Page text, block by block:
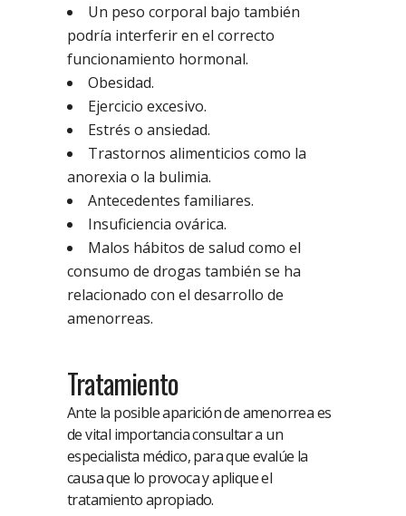
Un peso corporal bajo también
podría interferir en el correcto
funcionamiento hormonal.
Obesidad.
Ejercicio excesivo.
Estrés o ansiedad.
Trastornos alimenticios como la
anorexia o la bulimia.
Antecedentes familiares.
Insuficiencia ovárica.
Malos hábitos de salud como el
consumo de drogas también se ha
relacionado con el desarrollo de
amenorreas.
Tratamiento
Ante la posible aparición de amenorrea es
de vital importancia consultar a un
especialista médico, para que evalúe la
causa que lo provoca y aplique el
tratamiento apropiado.